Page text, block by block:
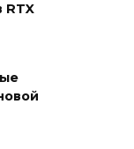
RTX